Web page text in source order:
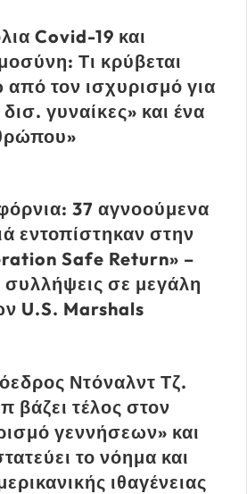
Covid-19 και
Τι κρύβεται
τον ισχυρισμό για
γυναίκες» και ένα
37 αγνοούμενα
εντοπίστηκαν στην
Safe Return» –
σε μεγάλη
U.S. Marshals
Ντόναλντ Τζ.
βάζει τέλος στον
γεννήσεων» και
το νόημα και
ιθαγένειας